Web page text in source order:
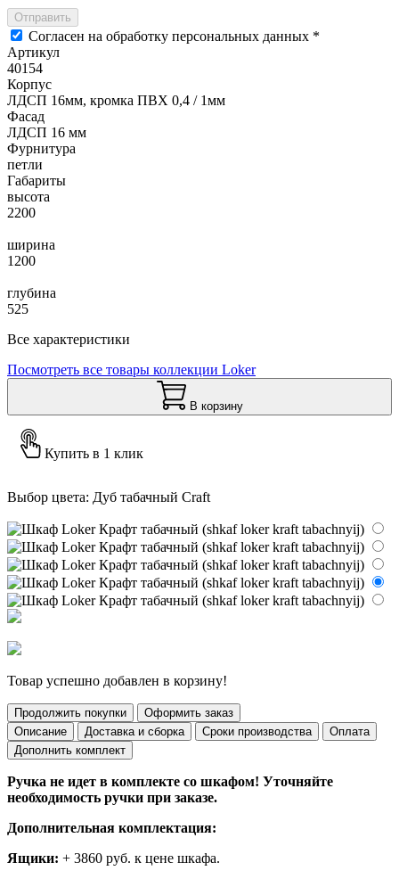
Отправить
Согласен на обработку персональных данных *
Артикул
40154
Корпус
ЛДСП 16мм, кромка ПВХ 0,4 / 1мм
Фасад
ЛДСП 16 мм
Фурнитура
петли
Габариты
высота
2200
ширина
1200
глубина
525
Все характеристики
Посмотреть все товары коллекции Loker
В корзину
Купить в 1 клик
Выбор цвета: Дуб табачный Craft
Товар успешно добавлен в корзину!
Продолжить покупки
Оформить заказ
Описание
Доставка и сборка Сроки производства
Оплата
Дополнить комплект
Ручка не идет в комплекте со шкафом! Уточняйте
необходимость ручки при заказе.
Дополнительная комплектация:
Ящики: + 3860 руб. к цене шкафа.